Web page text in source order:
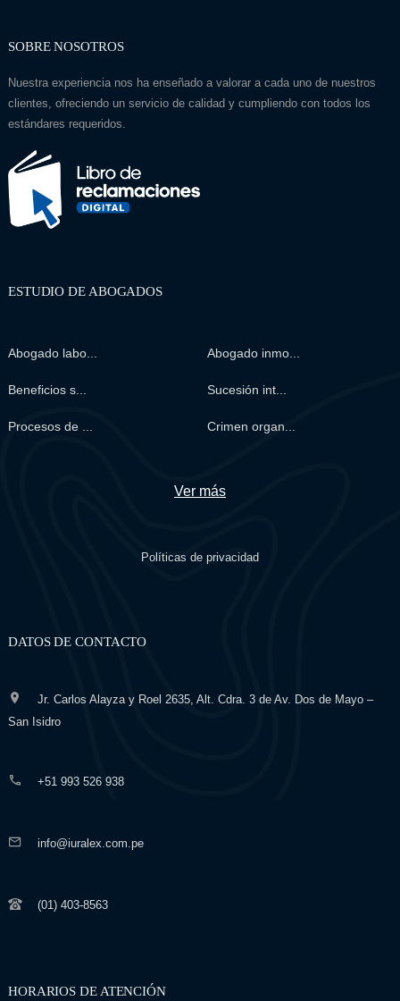
SOBRE NOSOTROS
Nuestra experiencia nos ha enseñado a valorar a cada uno de nuestros
clientes, ofreciendo un servicio de calidad y cumpliendo con todos los
estándares requeridos.
ESTUDIO DE ABOGADOS
Abogado labo... Abogado inmo...
Beneficios s... Sucesión int...
Procesos de ... Crimen organ...
Ver más
Políticas de privacidad
DATOS DE CONTACTO
Jr. Carlos Alayza y Roel 2635, Alt. Cdra. 3 de Av. Dos de Mayo –
San Isidro
+51 993 526 938
info@iuralex.com.pe
(01) 403-8563
HORARIOS DE ATENCIÓN